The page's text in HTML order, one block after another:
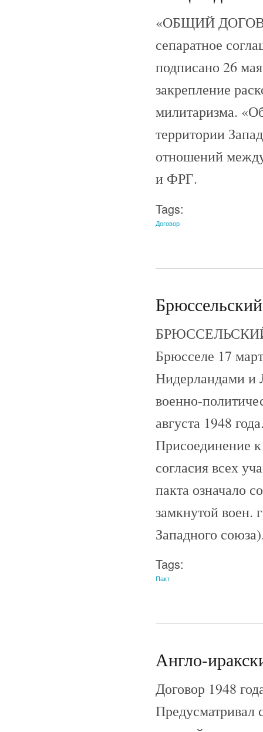
«ОБЩИЙ
сепаратное
подписано 26
закрепление
милитаризма.
территории
отношений
и ФРГ.
Tags:
Договор
БРЮССЕЛЬСКИЙ
Брюсселе 17
Нидерландами и
военно-
августа 1948
Присоединение к
согласия всех
пакта означало
замкнутой воен.
Западного
Tags:
Пакт
Англо-
Договор 1948
Предусматривал